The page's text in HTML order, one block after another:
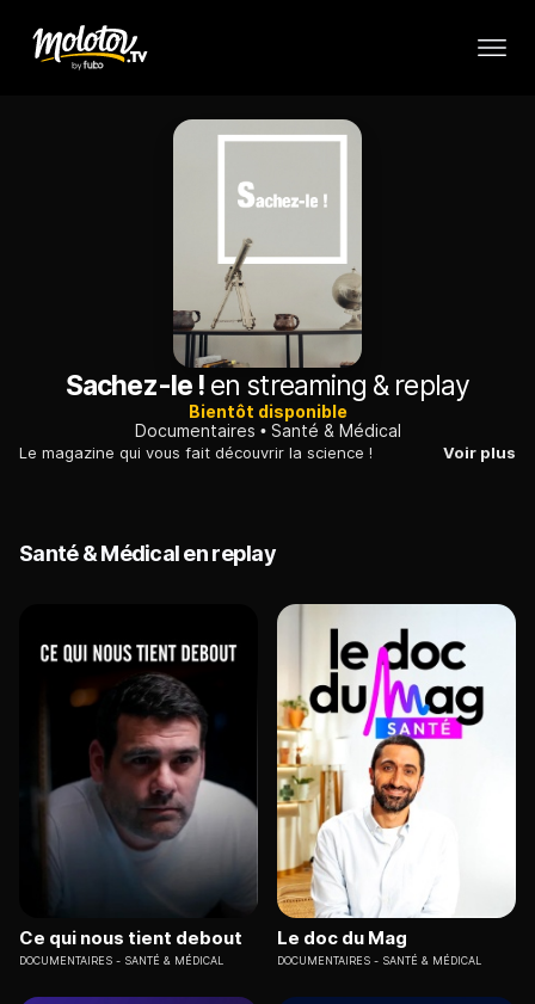
Sachez-le ! en streaming & replay
Bientôt disponible
Documentaires
Santé & Médical
Le magazine qui vous fait découvrir la science ! Voir plus
Santé & Médical en replay
Ce qui nous tient debout
DOCUMENTAIRES SANTÉ & MÉDICAL
Le doc du Mag
DOCUMENTAIRES SANTÉ & MÉDICAL